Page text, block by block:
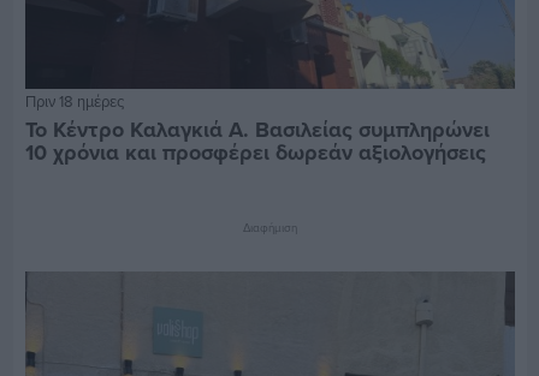
Πριν 18 ημέρες
Το Κέντρο Καλαγκιά Α. Βασιλείας συμπληρώνει
10 χρόνια και προσφέρει δωρεάν αξιολογήσεις
Διαφήμιση